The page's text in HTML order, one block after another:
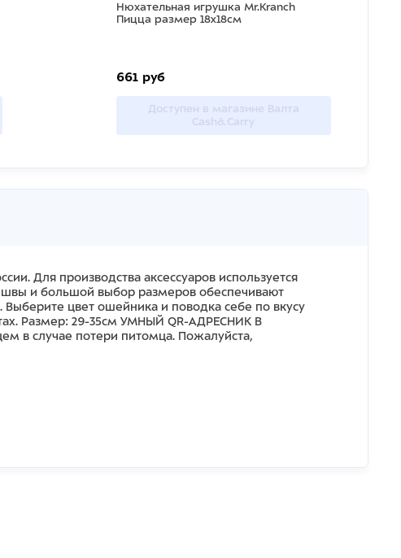
Нюхательная игрушка Mr.Kranch
Пицца размер 18x18см
661 руб
Доступен в магазине Валта
Cash&Carry
Для производства аксессуаров используется
и большой выбор размеров обеспечивают
Выберите цвет ошейника и поводка себе по вкусу
Размер: 29-35см УМНЫЙ QR-АДРЕСНИК В
в случае потери питомца. Пожалуйста,